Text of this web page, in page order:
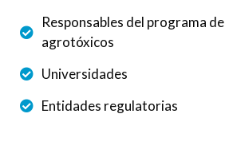
Responsables del programa
agrotóxicos
Universidades
Entidades regulatorias